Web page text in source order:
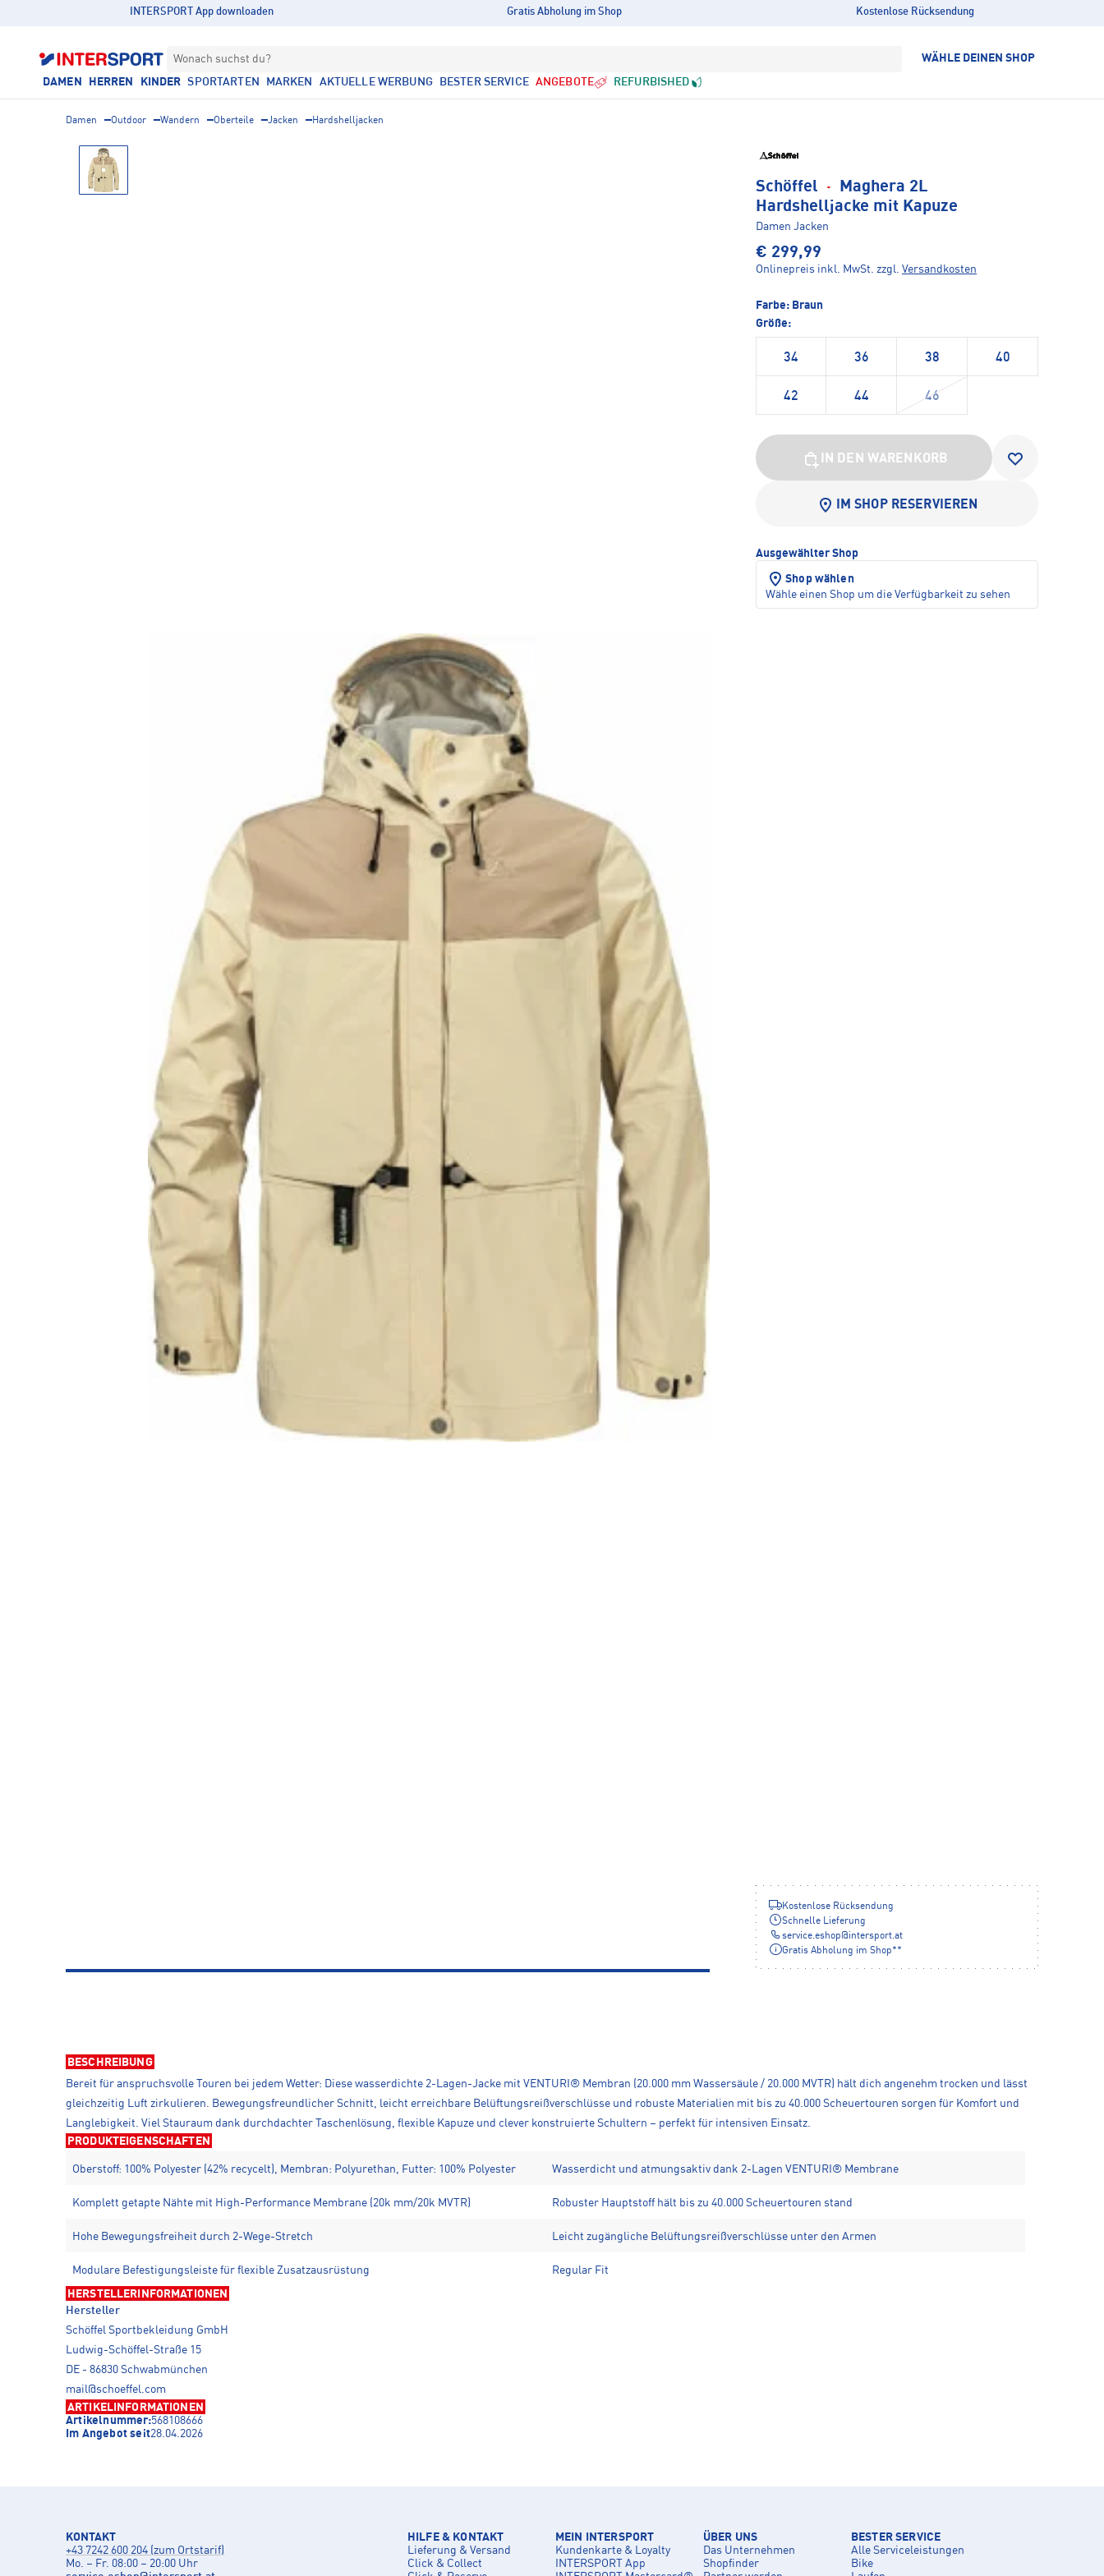
INTERSPORT App downloaden Gratis Abholung im Shop Kostenlose Rücksendung
Wonach suchst du? WÄHLE DEINEN SHOP
DAMEN HERREN KINDER SPORTARTEN MARKEN AKTUELLE WERBUNG BESTER SERVICE ANGEBOTE REFURBISHED
Damen Outdoor Wandern Oberteile Jacken Hardshelljacken
Schöffel · Maghera 2L
Hardshelljacke mit Kapuze
Damen Jacken
€ 299,99
Onlinepreis inkl. MwSt. zzgl. Versandkosten
Farbe: Braun
Größe:
34 36 38 40
42 44 46
IN DEN WARENKORB
IM SHOP RESERVIEREN
Ausgewählter Shop
Shop wählen
Wähle einen Shop um die Verfügbarkeit zu sehen
Kostenlose Rücksendung
Schnelle Lieferung
service.eshop@intersport.at
Gratis Abholung im Shop**
BESCHREIBUNG
Bereit für anspruchsvolle Touren bei jedem Wetter: Diese wasserdichte 2-Lagen-Jacke mit VENTURI® Membran (20.000 mm Wassersäule / 20.000 MVTR) hält dich angenehm trocken und lässt
gleichzeitig Luft zirkulieren. Bewegungsfreundlicher Schnitt, leicht erreichbare Belüftungsreißverschlüsse und robuste Materialien mit bis zu 40.000 Scheuertouren sorgen für Komfort und
Langlebigkeit. Viel Stauraum dank durchdachter Taschenlösung, flexible Kapuze und clever konstruierte Schultern – perfekt für intensiven Einsatz.
PRODUKTEIGENSCHAFTEN
Oberstoff: 100% Polyester (42% recycelt), Membran: Polyurethan, Futter: 100% Polyester Wasserdicht und atmungsaktiv dank 2-Lagen VENTURI® Membrane
Komplett getapte Nähte mit High-Performance Membrane (20k mm/20k MVTR) Robuster Hauptstoff hält bis zu 40.000 Scheuertouren stand
Hohe Bewegungsfreiheit durch 2-Wege-Stretch Leicht zugängliche Belüftungsreißverschlüsse unter den Armen
Modulare Befestigungsleiste für flexible Zusatzausrüstung Regular Fit
HERSTELLERINFORMATIONEN
Hersteller
Schöffel Sportbekleidung GmbH
Ludwig-Schöffel-Straße 15
DE - 86830 Schwabmünchen
mail@schoeffel.com
ARTIKELINFORMATIONEN
Artikelnummer:568108666
Im Angebot seit28.04.2026
KONTAKT
+43 7242 600 204 (zum Ortstarif)
Mo. – Fr. 08:00 – 20:00 Uhr
HILFE & KONTAKT
Lieferung & Versand
Click & Collect
MEIN INTERSPORT
Kundenkarte & Loyalty
INTERSPORT App
ÜBER UNS
Das Unternehmen
Shopfinder
BESTER SERVICE
Alle Serviceleistungen
Bike